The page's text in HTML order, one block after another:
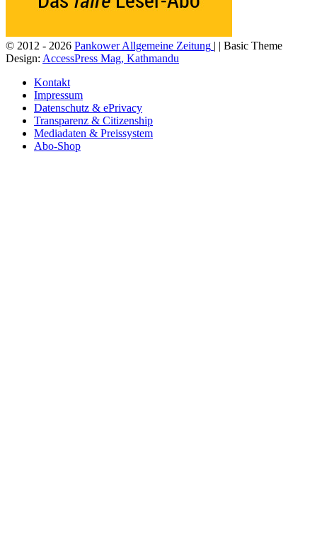
© 2012 - 2026 Pankower Allgemeine Zeitung | | Basic Theme
Design: AccessPress Mag, Kathmandu
Kontakt
Impressum
Datenschutz & ePrivacy
Transparenz & Citizenship
Mediadaten & Preissystem
Abo-Shop